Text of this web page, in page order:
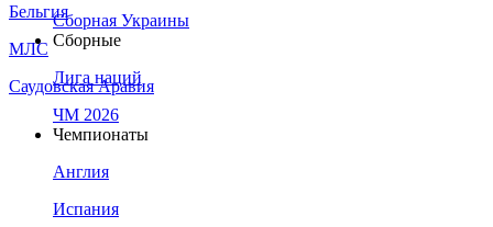
Бельгия
МЛС
Саудовская Аравия
Сборная Украины
Сборные
Лига наций
ЧМ 2026
Чемпионаты
Англия
Испания